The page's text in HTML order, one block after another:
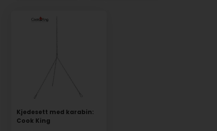
Kjedesett med karabin:
Cook King